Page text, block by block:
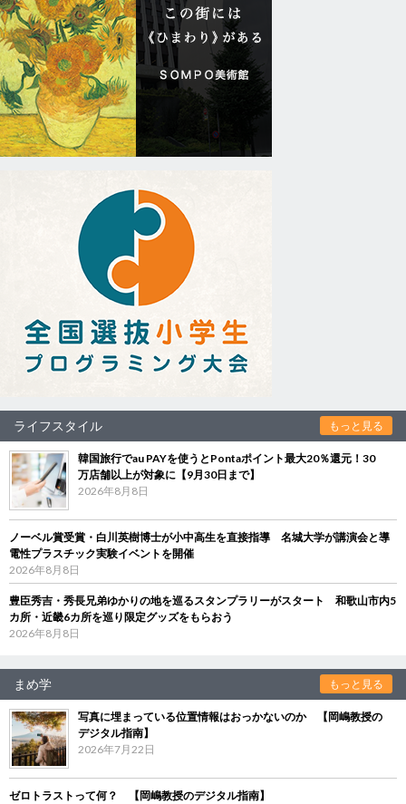
ライフスタイル もっと見る
韓国旅行でau PAYを使うとPontaポイント最大20％還元！30
万店舗以上が対象に【9月30日まで】
2026年8月8日
ノーベル賞受賞・白川英樹博士が小中高生を直接指導 名城大学が講演会と導
電性プラスチック実験イベントを開催
2026年8月8日
豊臣秀吉・秀長兄弟ゆかりの地を巡るスタンプラリーがスタート 和歌山市内5
カ所・近畿6カ所を巡り限定グッズをもらおう
2026年8月8日
まめ学 もっと見る
写真に埋まっている位置情報はおっかないのか 【岡嶋教授の
デジタル指南】
2026年7月22日
ゼロトラストって何？ 【岡嶋教授のデジタル指南】